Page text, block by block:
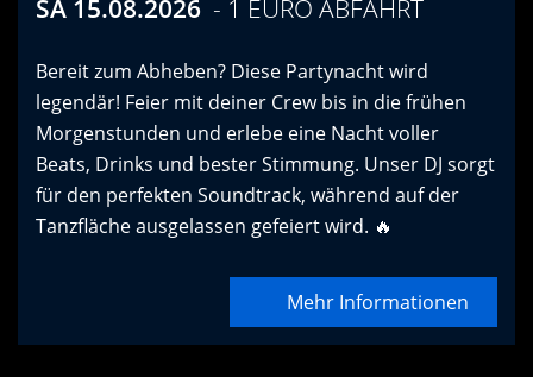
SA 15.08.2026 1 EURO ABFAHRT
Bereit zum Abheben? Diese Partynacht wird
legendär! Feier mit deiner Crew bis in die frühen
Morgenstunden und erlebe eine Nacht voller
Beats, Drinks und bester Stimmung. Unser DJ sorgt
für den perfekten Soundtrack, während auf der
Tanzfläche ausgelassen gefeiert wird. 🔥
Mehr Informationen